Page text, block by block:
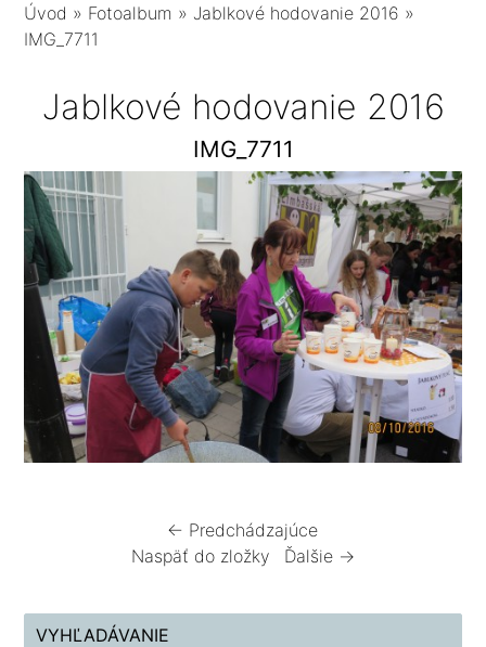
Úvod » Fotoalbum » Jablkové hodovanie 2016 »
IMG_7711
Jablkové hodovanie 2016
IMG_7711
← Predchádzajúce
Naspäť do zložky
Ďalšie →
VYHĽADÁVANIE